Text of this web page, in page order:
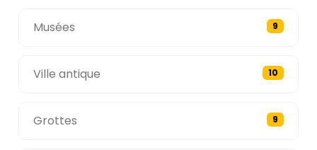
Musées 9
Ville antique 10
Grottes 9